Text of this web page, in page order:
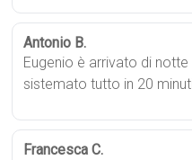
Antonio B.
Eugenio è arrivato di
sistemato tutto in 20
Francesca C.